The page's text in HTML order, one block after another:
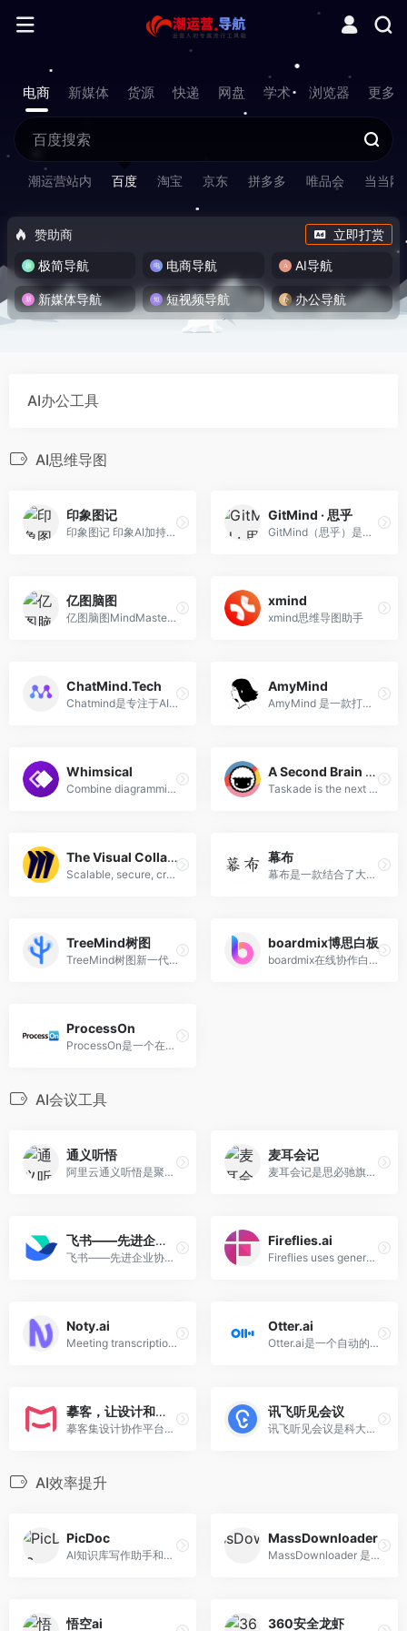
电商 新媒体 货源 快递 网盘 学术 浏览器 更多
潮运营站内 百度 淘宝 京东 拼多多 唯品会 当当网
赞助商
立即打赏
极简导航
电商导航 AI导航
新媒体导航 短视频导航 办公导航
AI办公工具
AI思维导图
印象图记
印象图记 印象AI加持的在线思维导图工具
GitMind · 思乎
GitMind（思乎）是一款全平台 在线思维导图脑图架构图制作软件工具，支持手机手机思维导图，Windows/Mac/L多平台操作及内容同步。它提供有海量的架构图，流程图、思维导图模板可供用户直接使用，支持在线制作流程图、思维导图、组织结构图、类图、用例图、ER图、网络拓扑图以及UML图等十多种图形。
亿图脑图
亿图脑图MindMaster协同版是一款在线思维导图，不仅拥有10w+思维导图模板，支持多人实时在线编辑，还可进行团队管理等高级操作。
xmind
xmind思维导图助手
ChatMind.Tech
Chatmind是专注于AI生成思维导图的效率工具, 旨在为用户提供最优质的智能化思维导图方案。
AmyMind
AmyMind 是一款打开即用的思维导图和画板在线工具。AmyMind is a mindmap &amp; whiteboard online tool.You can use it as a mindmap maker,as an ER diagram tool, and more.
Whimsical
Combine diagramming, whiteboarding, and more with Whimsical.
A Second Brain for Your Teams
Taskade is the next generation of team collaboration. Share tasks and projects, and work together like never before with real-time organization, structured note-taking, mind mapping, and in-app video chat. Get work done faster, from anywhere in the world.
The Visual Collaboration Platform for Every Team
Scalable, secure, cross-device and enterprise-ready team collaboration whiteboard for distributed teams. Join 50M+ users from around the world.
幕布
幕布是一款结合了大纲笔记和思维导图的头脑管理工具
TreeMind树图
TreeMind树图新一代思维导图，便捷的在线思维导图制作软件，专业的思维导图工具，提供大量免费思维导图模板，轻松制作脑图、树形图、鱼骨图、组织架构图、时间轴、时间线等结构思维导图，助力高效梳理思维，激发灵感。
boardmix博思白板
boardmix在线协作白板，集思维导图，流程图、多维表格，笔记文档多种创意表达能力于一体，激发团队创造力无限延伸，免费在线使用。
ProcessOn
ProcessOn是一个在线协作绘图平台，为用户提供最强大、易用的作图工具！支持在线创作流程图、思维导图、组织结构图、网络拓扑图、BPMN、UML图、UI界面原型设计、iOS界面原型设计等……
AI会议工具
通义听悟
阿里云通义听悟是聚焦音视频内容的工作学习AI助手，依托大模型，帮助用户记录、整理和分析音视频内容，体验用大模型做音视频笔记、整理会议记录。
麦耳会记
麦耳会记是思必驰旗下一款集实时语音转写，实时翻译功能为一体的应用软件，主要应用于办公会议、学生网课、客户访谈录音等场景。软件支持边录音、边转写，录音结束后，音频、文本实时同步至PC端、手机端。采用云端存储资料的方式，无论是办公、地铁，还是旅游途中，都可以随时随地查看文档或音频。
飞书——先进企业协作与管理平台
飞书——先进企业协作与管理平台，不仅一站式整合及时沟通、智能日历、音视频会议、飞书文档、云盘等办公协作套件，更提供飞书OKR、飞书招聘、飞书绩效等组织管理产品，让目标更清晰，信息流动更顺畅，每一个人工作更高效更愉悦。先进团队，先用飞书。
Fireflies.ai
Fireflies uses generative AI to bring ChatGPT to meetings. Generate transcripts and smart summaries for Zoom, Google Meet, Microsoft Teams, Webex and several other platforms.
Noty.ai
Meeting transcription software for Google Meet and Zoom meetings. Noty.ai covers meeting transcription, note-taking and follow-up drafting and lets users stay engaged in conversations.
Otter.ai
Otter.ai是一个自动的会议记录和笔记工具，帮助团队充分利用他们的会议。它可以加入Zoom、Microsoft Teams或谷歌Meet会议，以记录和分享笔记，突出关键要点，并直接将会议幻灯片添加到笔记中。它还包括关键字的摘要和大纲，以帮助团队快速浏览会议笔记、搜索、阅读和播放音频。
摹客，让设计和协作更快更简单
摹客集设计协作平台、原型设计和设计规范为一体，数百万设计师、产品经理和开发工程师必备设计神器、交互原型、标注切图、文档管理。百人团队免费协作。
讯飞听见会议
讯飞听见会议是科大讯飞旗下智能A.I云会议系统平台, A.I转写翻译服务，支持超过500方参会者，提供高清视频会议终端,网络视频会议软件,视频会议解决方案。
AI效率提升
PicDoc
AI知识库写作助手和可视化输出工具
MassDownloader
MassDownloader 是面向AI 创作者、设计师的轻量化在线解析工具，专注解决 AIGC 素材采集需求。
悟空ai 360安全龙虾